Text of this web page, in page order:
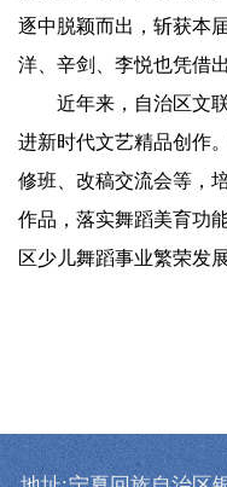
逐中脱颖而出，斩获本
洋、辛剑、李悦也凭借
近年来，自治区文联
进新时代文艺精品创作
修班、改稿交流会等，
作品，落实舞蹈美育功
区少儿舞蹈事业繁荣发展